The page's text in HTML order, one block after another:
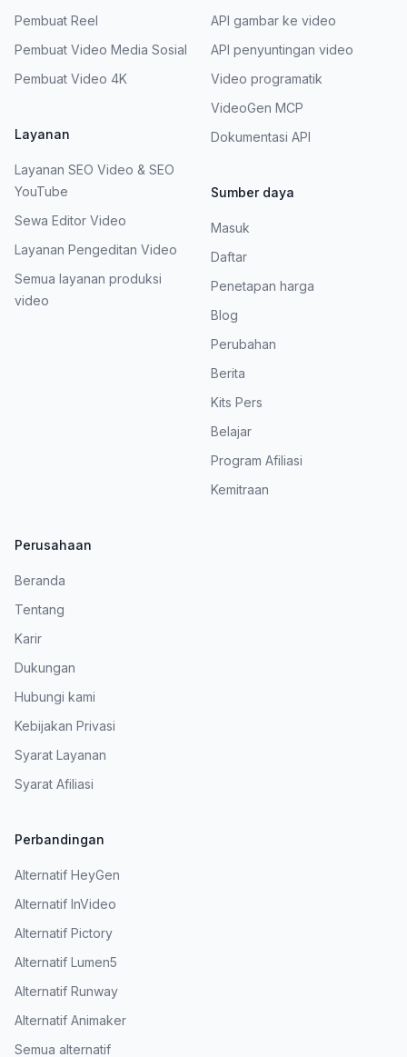
Pembuat Reel
Pembuat Video Media Sosial
Pembuat Video 4K
Layanan
Layanan SEO Video & SEO
YouTube
Sewa Editor Video
Layanan Pengeditan Video
Semua layanan produksi
video
API gambar ke video
API penyuntingan video
Video programatik
VideoGen MCP
Dokumentasi API
Sumber daya
Masuk
Daftar
Penetapan harga
Blog
Perubahan
Berita
Kits Pers
Belajar
Program Afiliasi
Kemitraan
Perusahaan
Beranda
Tentang
Karir
Dukungan
Hubungi kami
Kebijakan Privasi
Syarat Layanan
Syarat Afiliasi
Perbandingan
Alternatif HeyGen
Alternatif InVideo
Alternatif Pictory
Alternatif Lumen5
Alternatif Runway
Alternatif Animaker
Semua alternatif